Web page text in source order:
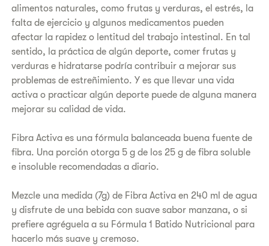
alimentos naturales, como frutas y verduras, el estrés, la
falta de ejercicio y algunos medicamentos pueden
afectar la rapidez o lentitud del trabajo intestinal. En tal
sentido, la práctica de algún deporte, comer frutas y
verduras e hidratarse podría contribuir a mejorar sus
problemas de estreñimiento. Y es que llevar una vida
activa o practicar algún deporte puede de alguna manera
mejorar su calidad de vida.
Fibra Activa es una fórmula balanceada buena fuente de
fibra. Una porción otorga 5 g de los 25 g de fibra soluble
e insoluble recomendadas a diario.
Mezcle una medida (7g) de Fibra Activa en 240 ml de agua
y disfrute de una bebida con suave sabor manzana, o si
prefiere agréguela a su Fórmula 1 Batido Nutricional para
hacerlo más suave y cremoso.